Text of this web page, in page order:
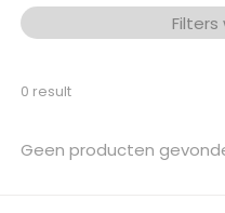
0 result
Geen producten